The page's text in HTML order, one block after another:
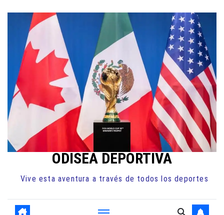
contenido
ODISEA DEPORTIVA
Vive esta aventura a través de todos los deportes